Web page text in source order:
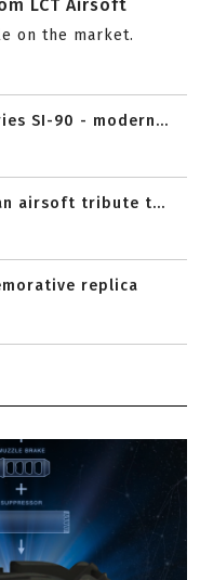
LCT Airsoft
on the market.
SI-90 - modern...
airsoft tribute t...
replica